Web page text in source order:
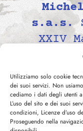
Utilizziamo solo cookie
dei suoi servizi. Non
cediamo i dati degli utenti
L’uso del sito e dei suoi
condizioni, Licenze d’uso
Proseguendo nella
s.a.s.
XXIV